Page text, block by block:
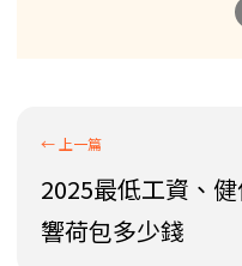
2025最低工資、
響荷包多少錢